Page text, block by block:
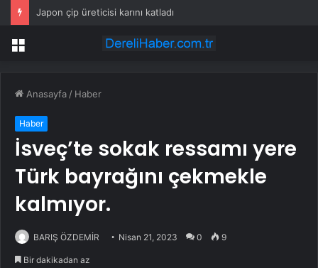
Japon çip üreticisi karını katladı
Menü
Anasayfa / Haber
Haber
İsveç’te sokak ressamı yere
Türk bayrağını çekmekle
kalmıyor.
BARIŞ ÖZDEMİR Nisan 21, 2023 0 9
Bir dakikadan az